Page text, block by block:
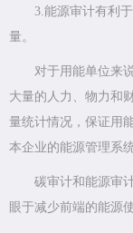
3.能源审计有利
量。
对于用能单位来
大量的人力、物力和
量统计情况，保证用
本企业的能源管理系
碳审计和能源审
眼于减少前端的能源